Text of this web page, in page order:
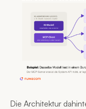
Die Architektur